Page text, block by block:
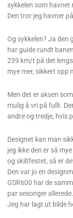
sykkelen som havnet
Den tror jeg havner
Og sykkelen? Ja
har guide rundt
239 km/t på det
mye mer, sikkert opp
Men det er aksen
mulig å vri på fullt.
andre og tredje, hvis
Designet kan man
jeg ikke den er så
og skiltfestet, så er
Den var jo en
GSR600 har de
par sesonger allerede.
Jeg har lagt ut bilde